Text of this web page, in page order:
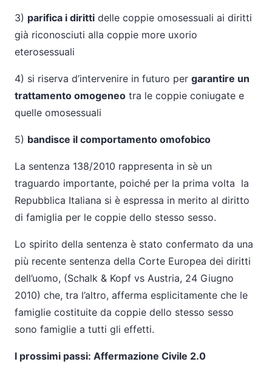
3) parifica i diritti delle coppie omosessuali ai diritti
già riconosciuti alla coppie more uxorio
eterosessuali
4) si riserva d’intervenire in futuro per garantire un
trattamento omogeneo tra le coppie coniugate e
quelle omosessuali
5) bandisce il comportamento omofobico
La sentenza 138/2010 rappresenta in sè un
traguardo importante, poiché per la prima volta la
Repubblica Italiana si è espressa in merito al diritto
di famiglia per le coppie dello stesso sesso.
Lo spirito della sentenza è stato confermato da una
più recente sentenza della Corte Europea dei diritti
dell’uomo, (Schalk & Kopf vs Austria, 24 Giugno
2010) che, tra l’altro, afferma esplicitamente che le
famiglie costituite da coppie dello stesso sesso
sono famiglie a tutti gli effetti.
I prossimi passi: Affermazione Civile 2.0